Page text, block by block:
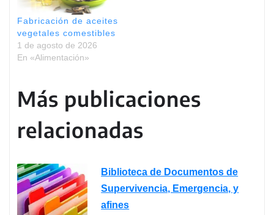
Fabricación de aceites
vegetales comestibles
1 de agosto de 2026
En «Alimentación»
Más publicaciones
relacionadas
Biblioteca de Documentos de
Supervivencia, Emergencia, y
afines